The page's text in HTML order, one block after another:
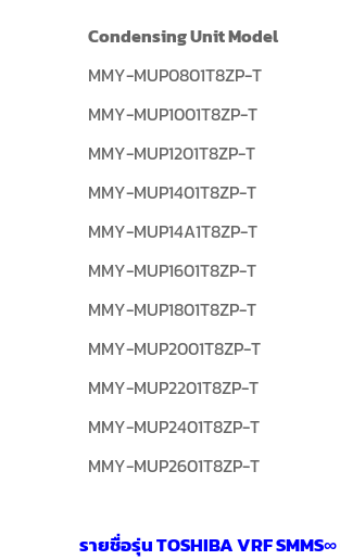
Condensing Unit Model
MMY-MUP0801T8ZP-T
MMY-MUP1001T8ZP-T
MMY-MUP1201T8ZP-T
MMY-MUP1401T8ZP-T
MMY-MUP14A1T8ZP-T
MMY-MUP1601T8ZP-T
MMY-MUP1801T8ZP-T
MMY-MUP2001T8ZP-T
MMY-MUP2201T8ZP-T
MMY-MUP2401T8ZP-T
MMY-MUP2601T8ZP-T
รายชื่อรุ่น TOSHIBA VRF